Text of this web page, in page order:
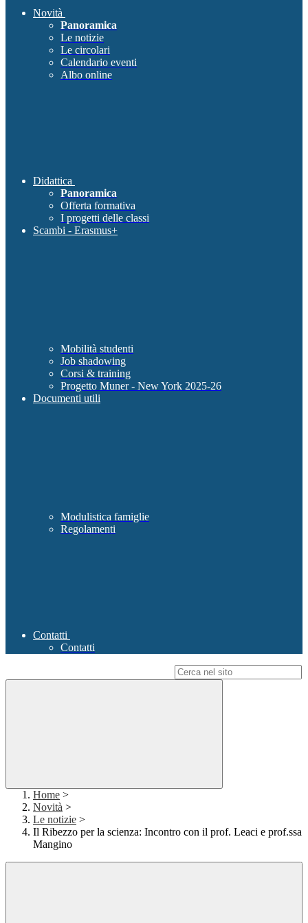
Novità
Panoramica
Le notizie
Le circolari
Calendario eventi
Albo online
Didattica
Panoramica
Offerta formativa
I progetti delle classi
Scambi - Erasmus+
Mobilità studenti
Job shadowing
Corsi & training
Progetto Muner - New York 2025-26
Documenti utili
Modulistica famiglie
Regolamenti
Contatti
Contatti
Home >
Novità >
Le notizie >
Il Ribezzo per la scienza: Incontro con il prof. Leaci e prof.ssa
Mangino